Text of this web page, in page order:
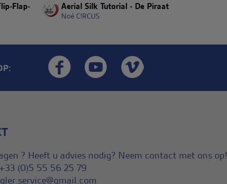
Flap-
Aerial Silk Tutorial - De Piraat
Noé C!RCUS
? Heeft u advies nodig? Neem contact met ons op!
+33 (0)5 55 56 25 79